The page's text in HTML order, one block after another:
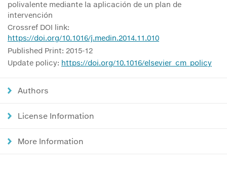
polivalente mediante la aplicación de un plan de
intervención
Crossref DOI link:
https://doi.org/10.1016/j.medin.2014.11.010
Published Print: 2015-12
Update policy: https://doi.org/10.1016/elsevier_cm_policy
Authors
License Information
More Information